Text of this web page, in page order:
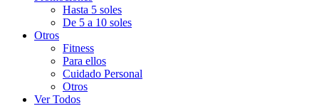
Hasta 5 soles
De 5 a 10 soles
Otros
Fitness
Para ellos
Cuidado Personal
Otros
Ver Todos